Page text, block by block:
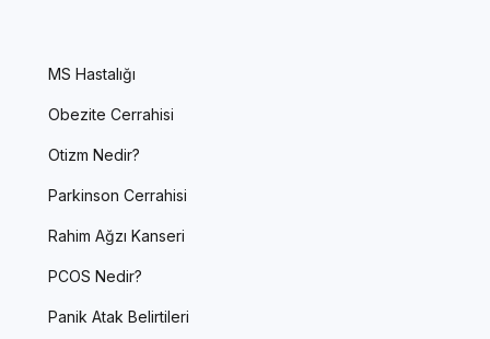
MS Hastalığı
Obezite Cerrahisi
Otizm Nedir?
Parkinson Cerrahisi
Rahim Ağzı Kanseri
PCOS Nedir?
Panik Atak Belirtileri